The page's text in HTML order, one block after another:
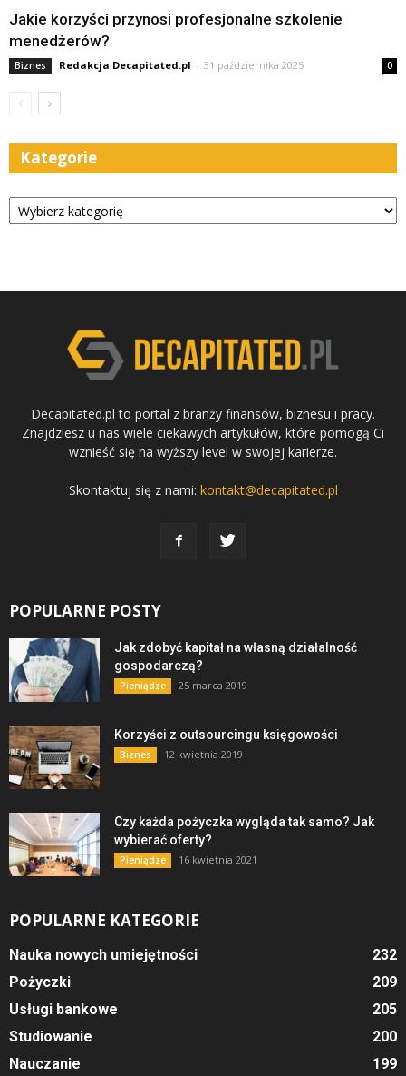
Jakie korzyści przynosi profesjonalne szkolenie
menedżerów?
Biznes Redakcja Decapitated.pl - 31 października 2025 0
Kategorie
Kategorie
Decapitated.pl to portal z branży finansów, biznesu i pracy.
Znajdziesz u nas wiele ciekawych artykułów, które pomogą Ci
wznieść się na wyższy level w swojej karierze.
Skontaktuj się z nami: kontakt@decapitated.pl
POPULARNE POSTY
Jak zdobyć kapitał na własną działalność
gospodarczą?
Pieniądze 25 marca 2019
Korzyści z outsourcingu księgowości
Biznes 12 kwietnia 2019
Czy każda pożyczka wygląda tak samo? Jak
wybierać oferty?
Pieniądze 16 kwietnia 2021
POPULARNE KATEGORIE
Nauka nowych umiejętności
232
Pożyczki
209
Usługi bankowe
205
Studiowanie
200
Nauczanie
199